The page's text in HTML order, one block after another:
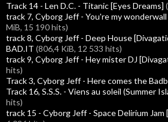
Track 14 - Len D.C. - Titanic [Eyes Dreams]
track 7, Cyborg Jeff - You're my wonderwall
MiB, 15 190 hits)
track 8, Cyborg Jeff - Deep House
BAD.IT (806,4 KiB, 12 533 hits)
track 9, Cyborg Jeff - Hey mister DJ
hits)
Track 3, Cyborg Jeff - Here comes the
Track 16, S.S.S. - Viens au soleil (Summer
hits)
track 15 - Cyborg Jeff - Space Delirium Jam